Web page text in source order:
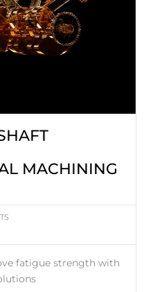
MACHINING
fatigue strength with